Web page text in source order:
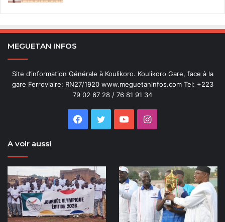
MEGUETAN INFOS
Site d’information Générale à Koulikoro. Koulikoro Gare, face à la
gare Ferroviaire: RN27/1920 www.meguetaninfos.com Tel: +223
79 02 67 28 / 76 81 91 34
Facebook
Twitter YouTubeInstagram
A voir aussi